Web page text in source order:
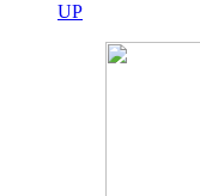
UP